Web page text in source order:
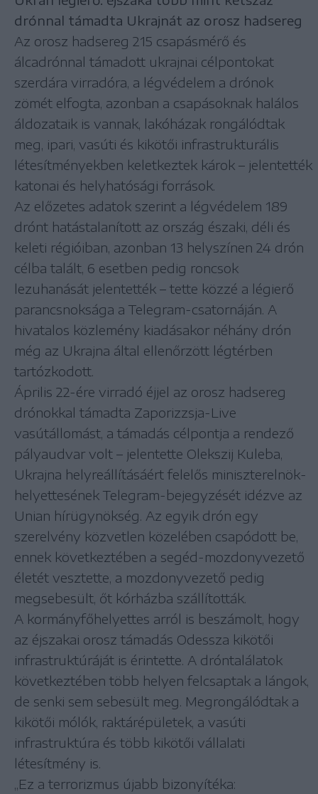
drónnal támadta Ukrajnát az orosz hadsereg
Az orosz hadsereg 215 csapásmérő és
álcadrónnal támadott ukrajnai célpontokat
szerdára virradóra, a légvédelem a drónok
zömét elfogta, azonban a csapásoknak halálos
áldozataik is vannak, lakóházak rongálódtak
meg, ipari, vasúti és kikötői infrastrukturális
létesítményekben keletkeztek károk – jelentették
katonai és helyhatósági források.
Az előzetes adatok szerint a légvédelem 189
drónt hatástalanított az ország északi, déli és
keleti régióiban, azonban 13 helyszínen 24 drón
célba talált, 6 esetben pedig roncsok
lezuhanását jelentették – tette közzé a légierő
parancsnoksága a Telegram-csatornáján. A
hivatalos közlemény kiadásakor néhány drón
még az Ukrajna által ellenőrzött légtérben
tartózkodott.
Április 22-ére virradó éjjel az orosz hadsereg
drónokkal támadta Zaporizzsja-Live
vasútállomást, a támadás célpontja a rendező
pályaudvar volt – jelentette Olekszij Kuleba,
Ukrajna helyreállításáért felelős miniszterelnök-
helyettesének Telegram-bejegyzését idézve az
Unian hírügynökség. Az egyik drón egy
szerelvény közvetlen közelében csapódott be,
ennek következtében a segéd-mozdonyvezető
életét vesztette, a mozdonyvezető pedig
megsebesült, őt kórházba szállították.
A kormányfőhelyettes arról is beszámolt, hogy
az éjszakai orosz támadás Odessza kikötői
infrastruktúráját is érintette. A dróntalálatok
következtében több helyen felcsaptak a lángok,
de senki sem sebesült meg. Megrongálódtak a
kikötői mólók, raktárépületek, a vasúti
infrastruktúra és több kikötői vállalati
létesítmény is.
„Ez a terrorizmus újabb bizonyítéka: